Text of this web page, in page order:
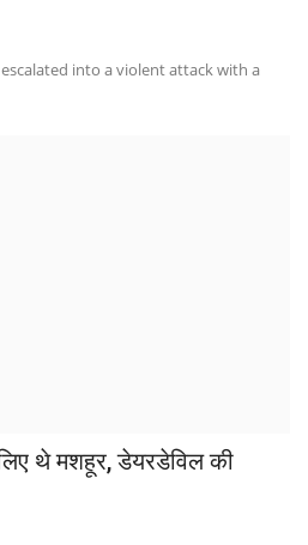
into a violent attack with a
थे मशहूर, डेयरडेविल की